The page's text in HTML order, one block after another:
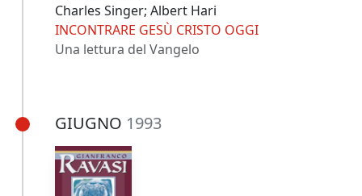
Charles Singer; Albert Hari
INCONTRARE GESÙ CRISTO OGGI
Una lettura del Vangelo
GIUGNO 1993